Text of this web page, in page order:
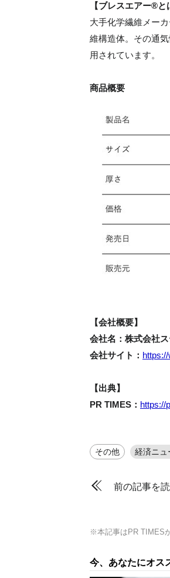
【ブレスエアー®と
大手化学繊維メー
維構造体。その通
用されています。
商品概要
【会社概要】
会社名：株式会社
会社サイト：
【出典】
PR TIMES： https://
その他 経済ニュ
前の記事を
※本記事はPR TIMES
今、あなたにオス